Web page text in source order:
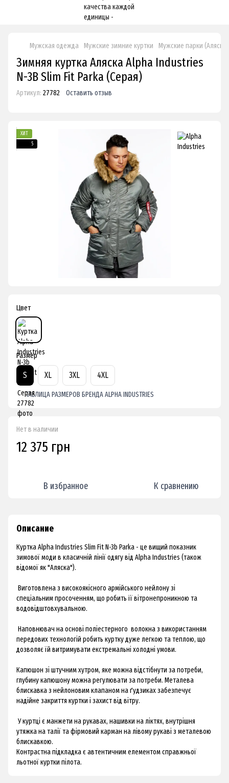
Мужская одежда Мужские зимние куртки Мужские парки (Аляска)
Зимняя куртка Аляска Alpha Industries
N-3B Slim Fit Parka (Серая)
Артикул: 27782 Оставить отзыв
ХИТ
5
Цвет
Размер
S XL 3XL 4XL
ТАБЛИЦА РАЗМЕРОВ БРЕНДА ALPHA INDUSTRIES
Нет в наличии
12 375 грн
В избранное К сравнению
Описание
Куртка Alpha Industries Slim Fit N-3b Parka - це вищий показник
зимової моди в класичній лінії одягу від Alpha Industries (також
відомої як "Аляска").
Виготовлена з високоякісного армійського нейлону зі
спеціальним просоченням, що робить її вітронепроникною та
водовідштовхувальною.
Наповнювач на основі поліестерного волокна з використанням
передових технологій робить куртку дуже легкою та теплою, що
дозволяє їй витримувати екстремальні холодні умови.
Капюшон зі штучним хутром, яке можна відстібнути за потреби,
глубину капюшону можна регулювати за потреби. Металева
блискавка з нейлоновим клапаном на ґудзиках забезпечує
надійне закриття куртки і захист від вітру.
У куртці є манжети на рукавах, нашивки на ліктях, внутрішня
утяжка на талії та фірмовий карман на лівому рукаві з металевою
блискавкою.
Контрастна підкладка є автентичним елементом справжньої
льотної куртки пілота.